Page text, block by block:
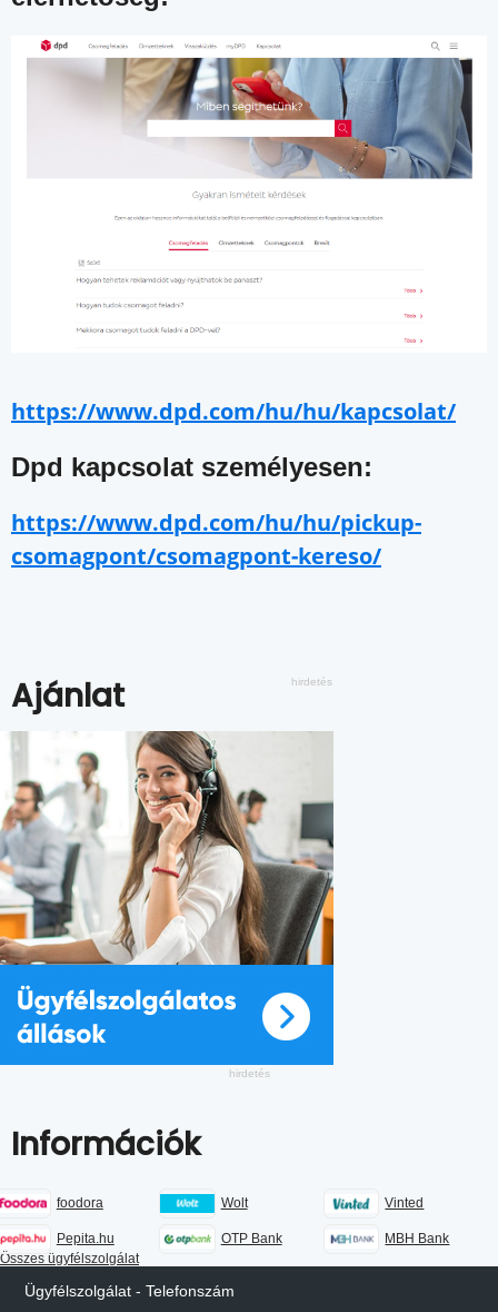
https://www.dpd.com/hu/hu/kapcsolat/
Dpd kapcsolat személyesen:
https://www.dpd.com/hu/hu/pickup-
csomagpont/csomagpont-kereso/
Ajánlat
Információk
foodora Wolt Vinted
Pepita.hu OTP Bank
MBH Bank
Összes ügyfélszolgálat
Ügyfélszolgálat - Telefonszám